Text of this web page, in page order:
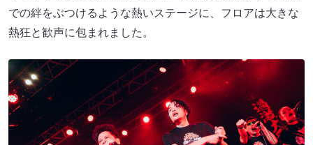
での絆をぶつけるような熱いステージに、フロアは大きな
熱狂と歓声に包まれました。